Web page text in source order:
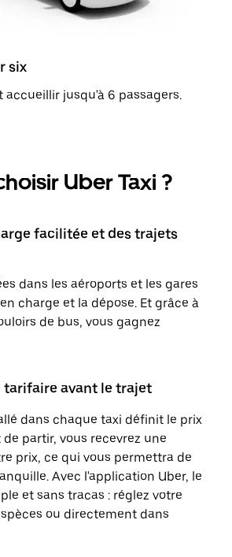
six
accueillir jusqu'à 6 passagers.
Uber Taxi ?
facilitée et des trajets
dans les aéroports et les gares
charge et la dépose. Et grâce à
de bus, vous gagnez
tarifaire avant le trajet
dans chaque taxi définit le prix
partir, vous recevrez une
prix, ce qui vous permettra de
Avec l'application Uber, le
et sans tracas : réglez votre
ou directement dans